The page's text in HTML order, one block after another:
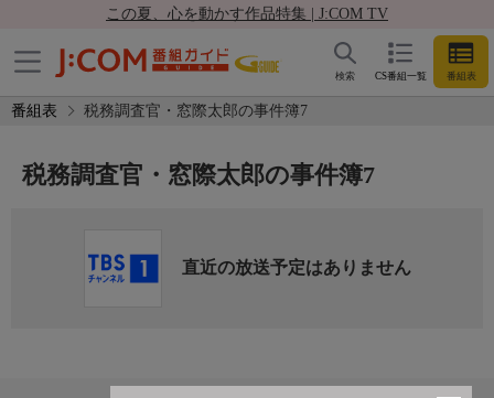
この夏、心を動かす作品特集 | J:COM TV
CS番組一覧 番組表
検索
番組表 税務調査官・窓際太郎の事件簿7
税務調査官・窓際太郎の事件簿7
直近の放送予定はありません